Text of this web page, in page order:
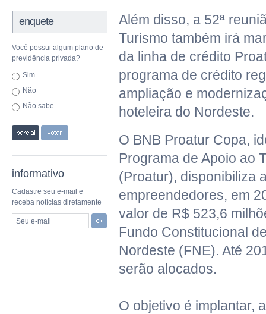
enquete
Você possui algum plano de
previdência privada?
Sim
Não
Não sabe
informativo
Cadastre seu e-mail e
receba notícias diretamente
Seu e-mail
Além disso, a 52ª
Turismo também irá
da linha de crédito
programa de crédito
ampliação e
hoteleira do Nordeste.
O BNB Proatur Copa,
Programa de Apoio ao
(Proatur), disponibiliza
empreendedores, em
valor de R$ 523,6
Fundo Constitucional
Nordeste (FNE). Até
serão alocados.
O objetivo é implantar,